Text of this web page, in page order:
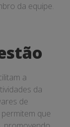
da equipe.
a
da
de
que